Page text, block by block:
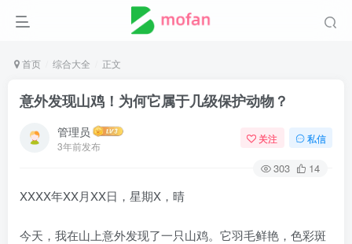
首页 综合大全 正文
意外发现山鸡！为何它属于几级保护动物？
管理员
3年前发布
关注 私信
303 14
XXXX年XX月XX日，星期X，晴
今天，我在山上意外发现了一只山鸡。它羽毛鲜艳，色彩斑